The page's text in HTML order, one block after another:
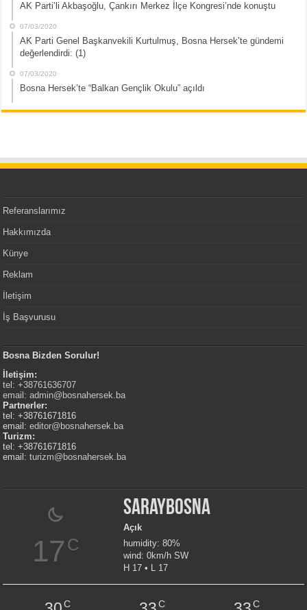
AK Parti’li Akbaşoğlu, Çankırı Merkez İlçe Kongresi’nde konuştu
07/03/2020
AK Parti Genel Başkanvekili Kurtulmuş, Bosna Hersek’te gündemi
değerlendirdi: (1)
07/03/2020
Bosna Hersek’te “Balkan Gençlik Okulu” açıldı
Referanslarımız
Hakkımızda
Künye
Reklam
İletişim
İş Başvurusu
Bosna Bizden Sorulur!
İletişim:
tel: +38761636707
email:admin@bosnahersek.ba
Partnerler:
tel: +38761671816
email:editor@bosnahersek.ba
Turizm:
tel: +38761671816
email:turizm@bosnahersek.ba
17 C
Saraybosna
Açık
humidity: 80%
wind: 0km/h SW
H 17 • L 17
C C C